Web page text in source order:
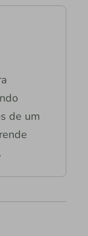
de um